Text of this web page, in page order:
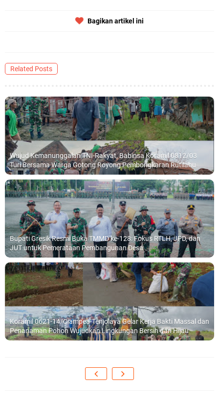
Bagikan artikel ini
Related Posts
Wujud Kemanunggalan TNI-Rakyat, Babinsa Koramil 0812/03
Turi Bersama Warga Gotong Royong Pembongkaran Rutilahu
Bupati Gresik Resmi Buka TMMD ke-128: Fokus RTLH, JPD, dan
JUT untuk Pemerataan Pembangunan Desa
Koramil 0621-14/Ciampea-Tenjolaya Gelar Kerja Bakti Massal dan
Penanaman Pohon Wujudkan Lingkungan Bersih dan Hijau